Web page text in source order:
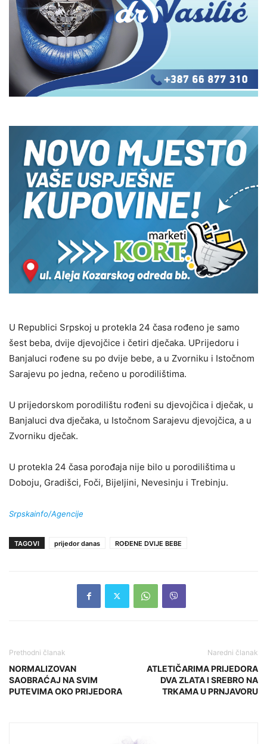
U Republici Srpskoj u protekla 24 časa rođeno je samo
šest beba, dvije djevojčice i četiri dječaka. UPrijedoru i
Banjaluci rođene su po dvije bebe, a u Zvorniku i Istočnom
Sarajevu po jedna, rečeno u porodilištima.
U prijedorskom porodilištu rođeni su djevojčica i dječak, u
Banjaluci dva dječaka, u Istočnom Sarajevu djevojčica, a u
Zvorniku dječak.
U protekla 24 časa porođaja nije bilo u porodilištima u
Doboju, Gradišci, Foči, Bijeljini, Nevesinju i Trebinju.
Srpskainfo/Agencije
TAGOVI prijedor danas ROĐENE DVIJE BEBE
Prethodni članak
NORMALIZOVAN
SAOBRAĆAJ NA SVIM
PUTEVIMA OKO PRIJEDORA
Naredni članak
ATLETIČARIMA PRIJEDORA
DVA ZLATA I SREBRO NA
TRKAMA U PRNJAVORU